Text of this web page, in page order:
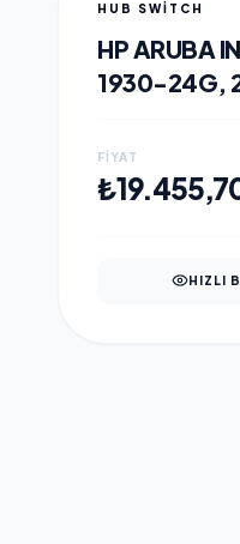
HUB SWITCH
HP ARUBA
1930-24G,
SWITCH
FIYAT
HIZLI